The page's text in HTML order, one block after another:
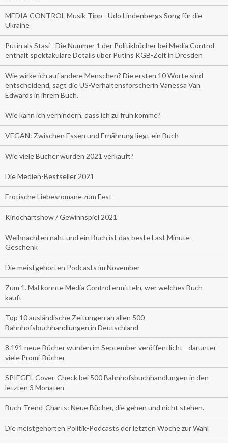
MEDIA CONTROL Musik-Tipp - Udo Lindenbergs Song für die
Ukraine
Putin als Stasi - Die Nummer 1 der Politikbücher bei Media Control
enthält spektakuläre Details über Putins KGB-Zeit in Dresden
Wie wirke ich auf andere Menschen? Die ersten 10 Worte sind
entscheidend, sagt die US-Verhaltensforscherin Vanessa Van
Edwards in ihrem Buch.
Wie kann ich verhindern, dass ich zu früh komme?
VEGAN: Zwischen Essen und Ernährung liegt ein Buch
Wie viele Bücher wurden 2021 verkauft?
Die Medien-Bestseller 2021
Erotische Liebesromane zum Fest
Kinochartshow / Gewinnspiel 2021
Weihnachten naht und ein Buch ist das beste Last Minute-
Geschenk
Die meistgehörten Podcasts im November
Zum 1. Mal konnte Media Control ermitteln, wer welches Buch
kauft
Top 10 ausländische Zeitungen an allen 500
Bahnhofsbuchhandlungen in Deutschland
8.191 neue Bücher wurden im September veröffentlicht - darunter
viele Promi-Bücher
SPIEGEL Cover-Check bei 500 Bahnhofsbuchhandlungen in den
letzten 3 Monaten
Buch-Trend-Charts: Neue Bücher, die gehen und nicht stehen.
Die meistgehörten Politik-Podcasts der letzten Woche zur Wahl